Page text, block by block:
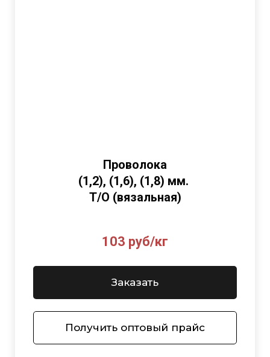
Проволока
(1,2), (1,6), (1,8) мм.
Т/О (вязальная)
103 руб/кг
Заказать
Получить оптовый прайс